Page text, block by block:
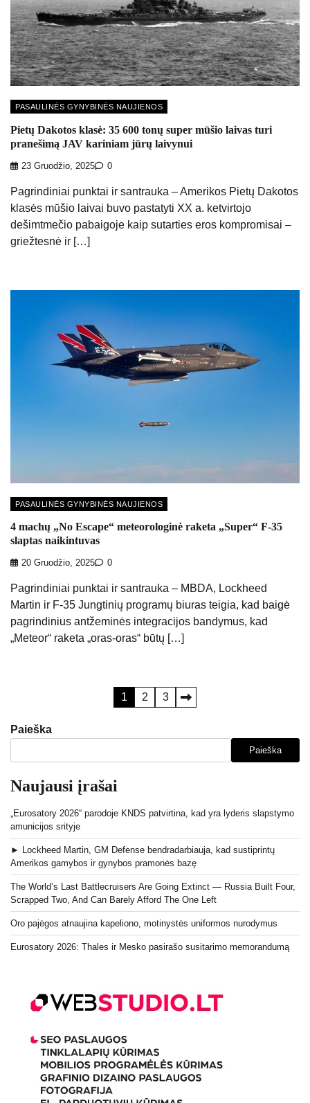
PASAULINĖS GYNYBINĖS NAUJIENOS
Pietų Dakotos klasė: 35 600 tonų super mūšio laivas turi
pranešimą JAV kariniam jūrų laivynui
23 Gruodžio, 2025 0
Pagrindiniai punktai ir santrauka – Amerikos Pietų Dakotos
klasės mūšio laivai buvo pastatyti XX a. ketvirtojo
dešimtmečio pabaigoje kaip sutarties eros kompromisai –
griežtesnė ir […]
PASAULINĖS GYNYBINĖS NAUJIENOS
4 machų „No Escape“ meteorologinė raketa „Super“ F-35
slaptas naikintuvas
20 Gruodžio, 2025 0
Pagrindiniai punktai ir santrauka – MBDA, Lockheed
Martin ir F-35 Jungtinių programų biuras teigia, kad baigė
pagrindinius antžeminės integracijos bandymus, kad
„Meteor“ raketa „oras-oras“ būtų […]
puslapiavimas
1 2 3
Paieška
Paieška
Naujausi įrašai
„Eurosatory 2026“ parodoje KNDS patvirtina, kad yra lyderis slapstymo
amunicijos srityje
► Lockheed Martin, GM Defense bendradarbiauja, kad sustiprintų
Amerikos gamybos ir gynybos pramonės bazę
The World’s Last Battlecruisers Are Going Extinct — Russia Built Four,
Scrapped Two, And Can Barely Afford The One Left
Oro pajėgos atnaujina kapeliono, motinystės uniformos nurodymus
Eurosatory 2026: Thales ir Mesko pasirašo susitarimo memorandumą